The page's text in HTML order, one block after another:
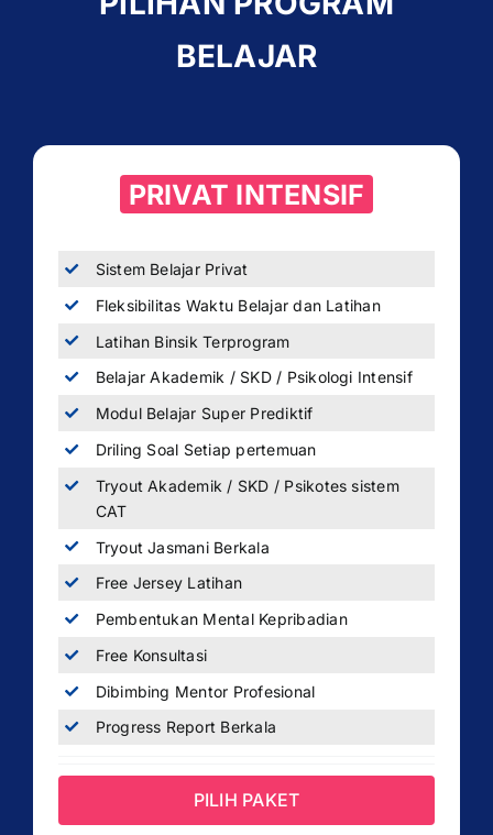
BELAJAR
PRIVAT INTENSIF
Sistem Belajar Privat
Fleksibilitas Waktu Belajar dan Latihan
Latihan Binsik Terprogram
Belajar Akademik / SKD / Psikologi Intensif
Modul Belajar Super Prediktif
Driling Soal Setiap pertemuan
Tryout Akademik / SKD / Psikotes sistem
CAT
Tryout Jasmani Berkala
Free Jersey Latihan
Pembentukan Mental Kepribadian
Free Konsultasi
Dibimbing Mentor Profesional
Progress Report Berkala
PILIH PAKET